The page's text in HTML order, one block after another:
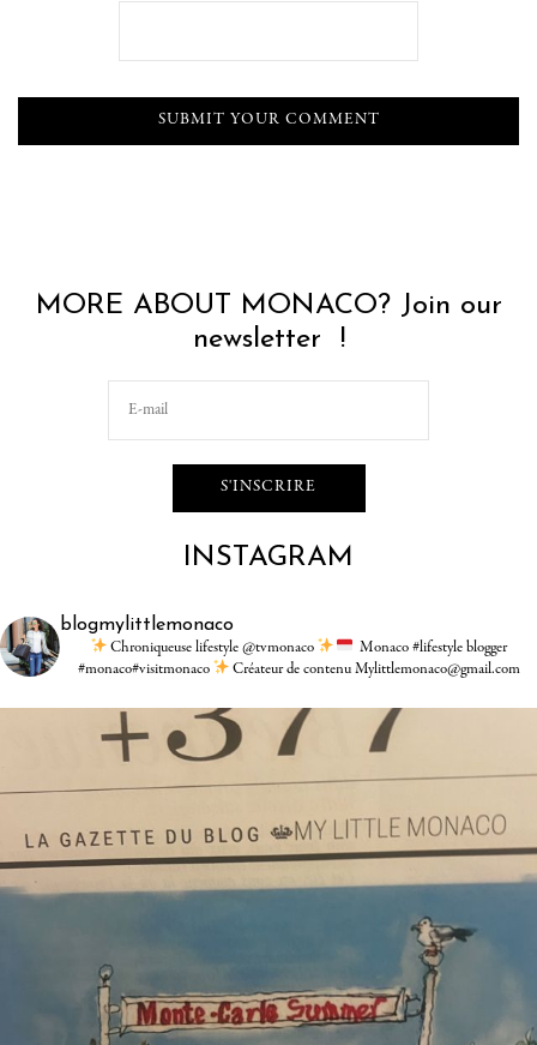
MORE ABOUT MONACO? Join our
newsletter !
INSTAGRAM
blogmylittlemonaco
Chroniqueuse lifestyle @tvmonaco
Monaco #lifestyle blogger
#monaco#visitmonaco
Créateur de contenu Mylittlemonaco@gmail.com